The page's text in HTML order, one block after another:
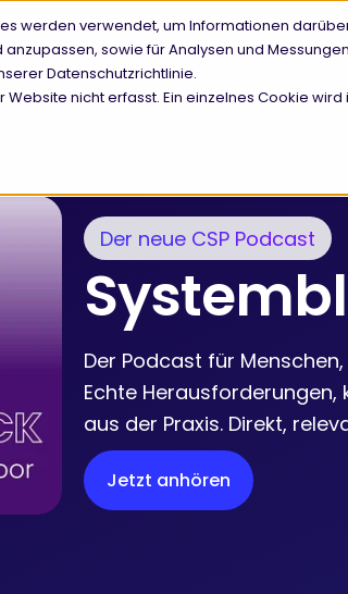
werden verwendet, um Informationen
sowie für Analysen und
Datenschutzrichtlinie.
nicht erfasst. Ein einzelnes Cookie
Lösungen Branchen
Der neue CSP Podcast
Der Podcast für
Echte Herausforderungen,
aus der Praxis. Direkt,
Jetzt anhören